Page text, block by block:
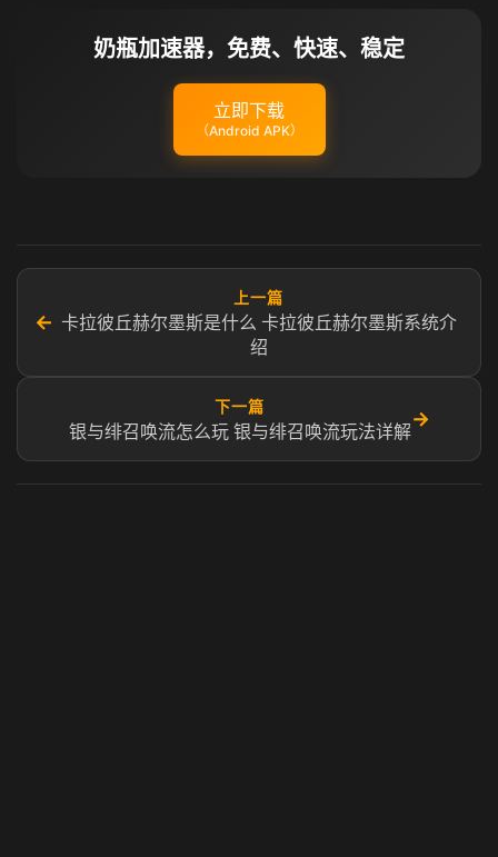
奶瓶加速器，免费、快速、稳定
立即下载
（Android APK）
←
上一篇
卡拉彼丘赫尔墨斯是什么 卡拉彼丘赫尔墨斯系统介
绍
下一篇
银与绯召唤流怎么玩 银与绯召唤流玩法详解
→